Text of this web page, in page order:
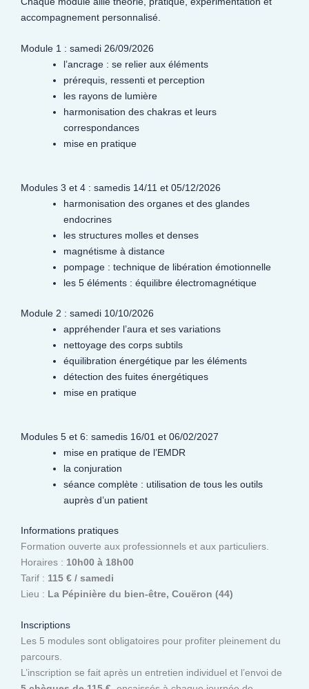
accompagnement personnalisé.
Module 1 : samedi 26/09/2026
l’ancrage : se relier aux éléments
prérequis, ressenti et perception
les rayons de lumière
harmonisation des chakras et leurs
correspondances
mise en pratique
Modules 3 et 4 : samedis 14/11 et 05/12/2026
harmonisation des organes et des glandes
endocrines
les structures molles et denses
magnétisme à distance
pompage : technique de libération émotionnelle
les 5 éléments : équilibre électromagnétique
Module 2 : samedi 10/10/2026
appréhender l’aura et ses variations
nettoyage des corps subtils
équilibration énergétique par les éléments
détection des fuites énergétiques
mise en pratique
Modules 5 et 6: samedis 16/01 et 06/02/2027
mise en pratique de l’EMDR
la conjuration
séance complète : utilisation de tous les outils
auprès d’un patient
Informations pratiques
Formation ouverte aux professionnels et aux particuliers.
Horaires : 10h00 à 18h00
Tarif : 115 € / samedi
Lieu : La Pépinière du bien-être, Couëron (44)
Inscriptions
Les 5 modules sont obligatoires pour profiter pleinement du
parcours.
L’inscription se fait après un entretien individuel et l’envoi de